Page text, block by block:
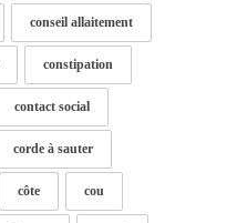
conseil allaitement
constipation
contact social
corde à sauter
côte cou